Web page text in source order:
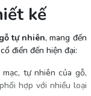
kế
tự nhiên, mang đến
điển đến hiện đại:
tự nhiên của gỗ,
hợp với nhiều loại